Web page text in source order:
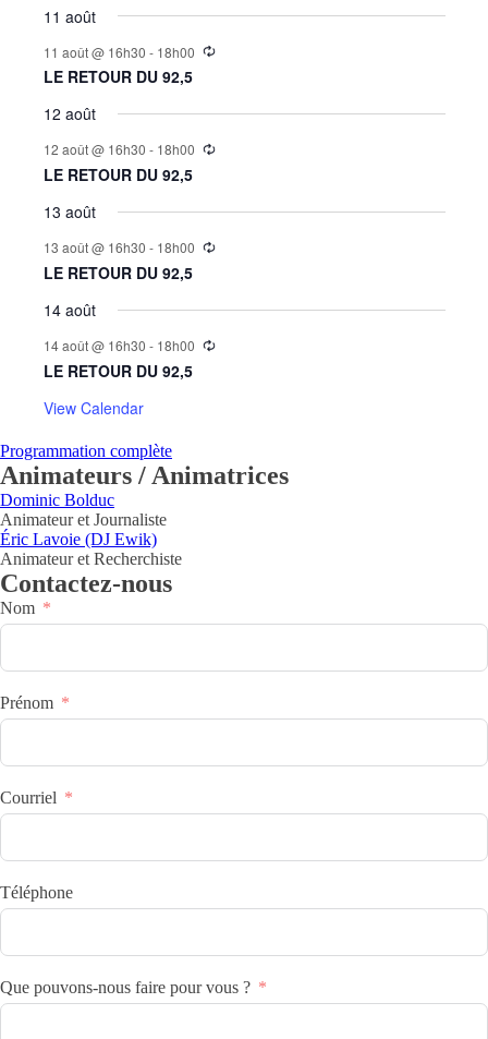
11 août
11 août @ 16h30 - 18h00
LE RETOUR DU 92,5
12 août
12 août @ 16h30 - 18h00
LE RETOUR DU 92,5
13 août
13 août @ 16h30 - 18h00
LE RETOUR DU 92,5
14 août
14 août @ 16h30 - 18h00
LE RETOUR DU 92,5
View Calendar
Programmation complète
Animateurs / Animatrices
Dominic Bolduc
Animateur et Journaliste
Éric Lavoie (DJ Ewik)
Animateur et Recherchiste
Contactez-nous
Nom
Prénom
Courriel
Téléphone
Que pouvons-nous faire pour vous ?